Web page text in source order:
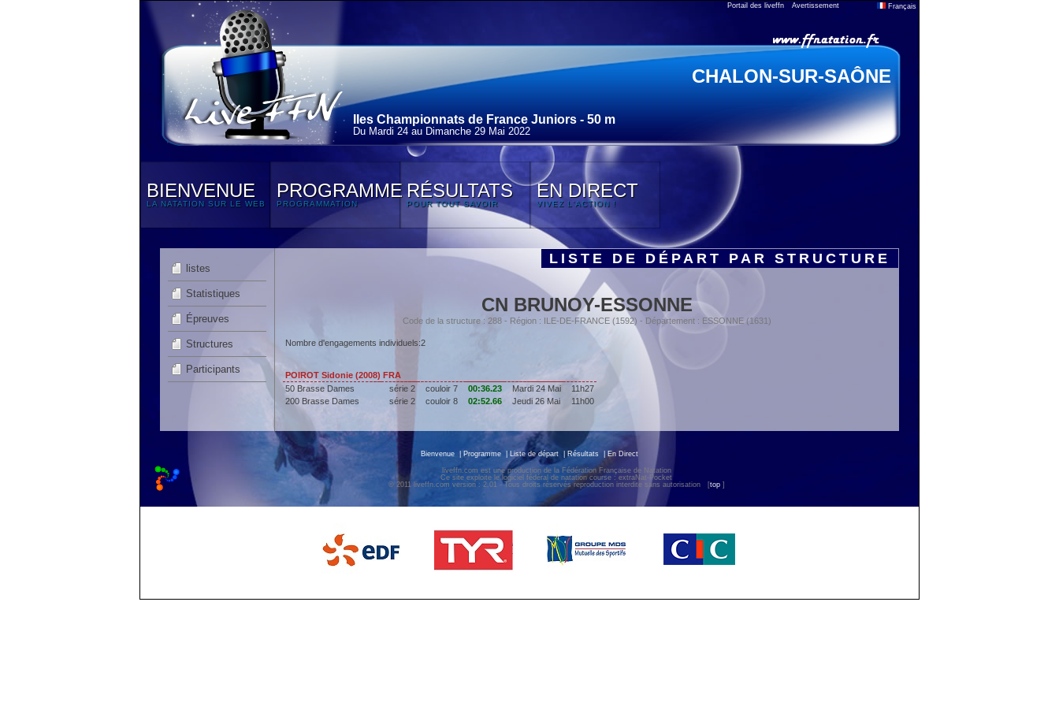
Portail des liveffn Avertissement Français
CHALON-SUR-SAÔNE
IIes Championnats de France Juniors - 50 m
Du Mardi 24 au Dimanche 29 Mai 2022
BIENVENUE
LA NATATION SUR LE WEB
PROGRAMME
PROGRAMMATION
RÉSULTATS
POUR TOUT SAVOIR
EN DIRECT
VIVEZ L'ACTION !
listes
Statistiques
Épreuves
Structures
Participants
LISTE DE DÉPART PAR STRUCTURE
CN BRUNOY-ESSONNE
Code de la structure : 288 - Région : ILE-DE-FRANCE (1592) - Département : ESSONNE (1631)
Nombre d'engagements individuels:2
POIROT Sidonie (2008) FRA
50 Brasse Dames
série 2 couloir 7 00:36.23 Mardi 24 Mai
11h27
200 Brasse Dames
série 2 couloir 8 02:52.66 Jeudi 26 Mai 11h00
Bienvenue Programme Liste de départ Résultats |En Direct
liveffn.com est une production de la Fédération Française de Natation
Ce site exploite le logiciel fédéral de natation course : extraNat-Pocket
© 2011 liveffn.com version : 2.01 - Tous droits réservés reproduction interdite sans autorisation
[top ]